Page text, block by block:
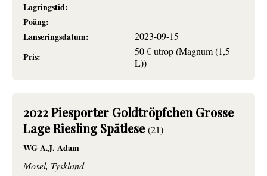
Lagringstid:
Poäng:
Lanseringsdatum:
2023-09-15
Pris:
50 € utrop (Magnum (1,5
L))
2022 Piesporter Goldtröpfchen Grosse
Lage Riesling Spätlese (21)
WG A.J. Adam
Mosel, Tyskland